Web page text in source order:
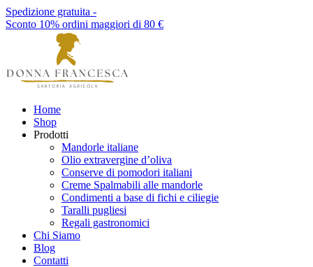
Spedizione gratuita -
Sconto 10% ordini maggiori di 80 €
Home
Shop
Prodotti
Mandorle italiane
Olio extravergine d’oliva
Conserve di pomodori italiani
Creme Spalmabili alle mandorle
Condimenti a base di fichi e ciliegie
Taralli pugliesi
Regali gastronomici
Chi Siamo
Blog
Contatti